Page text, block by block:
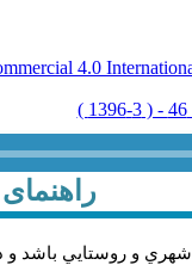
4.0
و روستايي باشد